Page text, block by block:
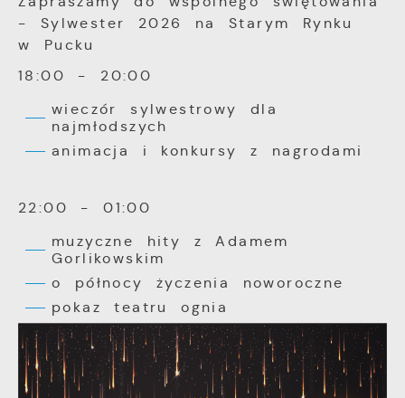
- Sylwester 2026 na Starym Rynku
w Pucku
18:00 - 20:00
wieczór sylwestrowy dla
najmłodszych
animacja i konkursy z nagrodami
22:00 - 01:00
muzyczne hity z Adamem
Gorlikowskim
o północy życzenia noworoczne
pokaz teatru ognia
użytkowników. Zgromadzone informacje są
przetwarzane w formie zanonimizowanej.
Wyrażenie zgody na analityczne pliki
cookies gwarantuje dostępność wszystkich
aktualności na stronach naszych partnerów.
Promocyjne pliki cookies służą do
podstawie analizy Twoich upodobań oraz
witryny internetowej. Treści promocyjne
mogą pojawić się na stronach podmiotów
trzecich lub firm będących naszymi
pośredników prezentujących nasze treści w
mediów społecznościowych.
Więcej